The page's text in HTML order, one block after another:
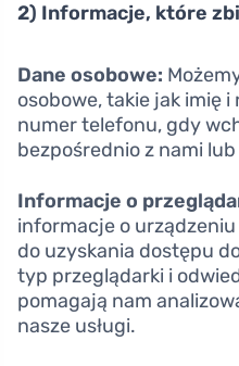
2) Informacje, które
Dane osobowe:
osobowe, takie jak imię
numer telefonu, gdy
bezpośrednio z nami
Informacje o
informacje o
do uzyskania dostępu
typ przeglądarki i
pomagają nam
nasze usługi.